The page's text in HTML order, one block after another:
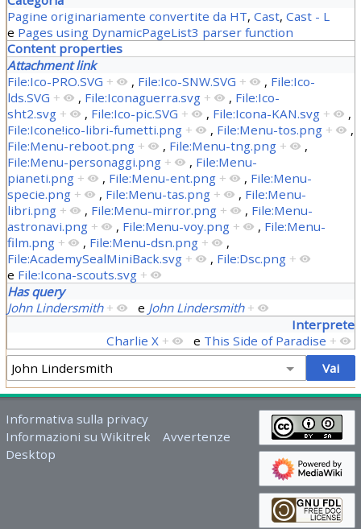
Pagine originariamente convertite da HT, Cast, Cast - L
e Pages using DynamicPageList3 parser function
Content properties
Attachment link
File:Ico-PRO.SVG + , File:Ico-SNW.SVG + , File:Ico-
lds.SVG + , File:Iconaguerra.svg + , File:Ico-
sht2.svg + , File:Ico-pic.SVG + , File:Icona-KAN.svg +
,
File:Icone!ico-libri-fumetti.png + , File:Menu-tos.png +
,
File:Menu-reboot.png + , File:Menu-tng.png +
,
File:Menu-personaggi.png + , File:Menu-
pianeti.png + , File:Menu-ent.png + , File:Menu-
specie.png + , File:Menu-tas.png + , File:Menu-
libri.png + , File:Menu-mirror.png + , File:Menu-
astronavi.png + , File:Menu-voy.png + , File:Menu-
film.png + , File:Menu-dsn.png +
,
File:AcademySealMiniBack.svg + , File:Dsc.png +
e File:Icona-scouts.svg +
Has query
John Lindersmith + e John Lindersmith +
Interprete
Charlie X + e This Side of Paradise +
Informativa sulla privacy
Informazioni su Wikitrek
Avvertenze
Desktop